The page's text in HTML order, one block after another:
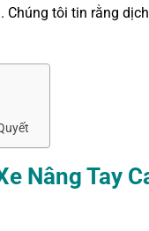
tôi tin rằng
Nâng Tay